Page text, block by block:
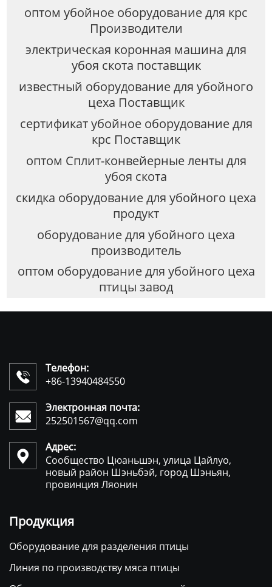
оптом убойное оборудование для крс
Производители
электрическая коронная машина для
убоя скота поставщик
известный оборудование для убойного
цеха Поставщик
сертификат убойное оборудование для
крс Поставщик
оптом Сплит-конвейерные ленты для
убоя скота
скидка оборудование для убойного цеха
продукт
оборудование для убойного цеха
производитель
оптом оборудование для убойного цеха
птицы завод

Телефон:
+86-13940484550

Электронная почта:
252501567@qq.com

Адрес:
Сообщество Цюаньшэн, улица Цайлуо,
новый район Шэньбэй, город Шэньян,
провинция Ляонин
Продукция
Оборудование для разделения птицы
Линия по производству мяса птицы